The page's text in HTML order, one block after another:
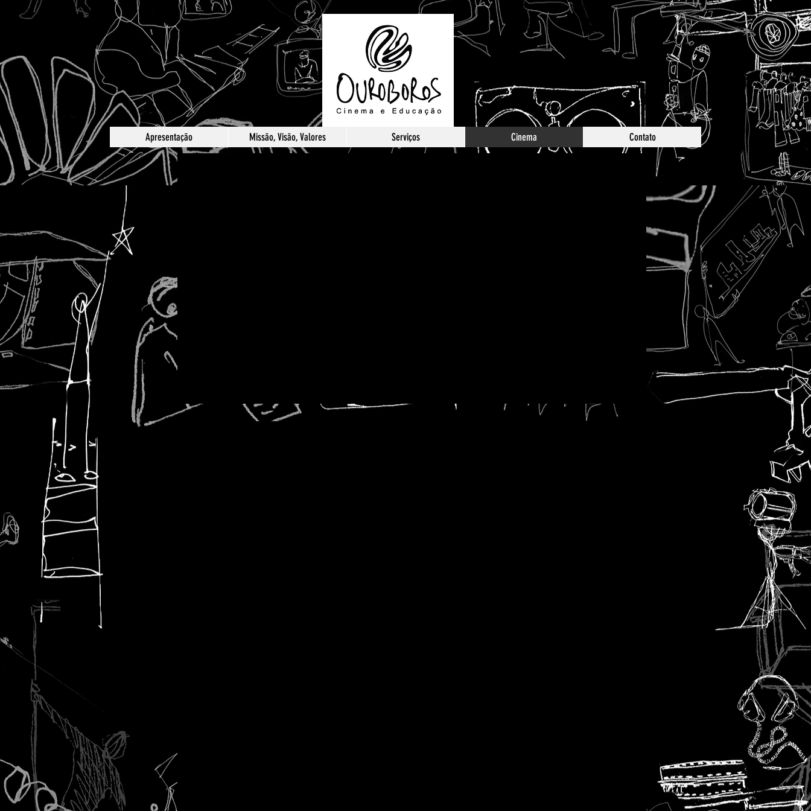
Apresentação Missão, Visão, Valores Serviços Cinema Contato